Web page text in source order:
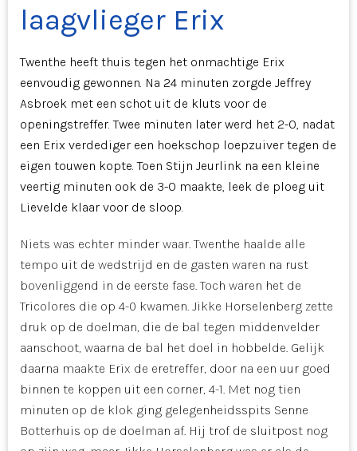
laagvlieger Erix
Twenthe heeft thuis tegen het onmachtige Erix
eenvoudig gewonnen. Na 24 minuten zorgde Jeffrey
Asbroek met een schot uit de kluts voor de
openingstreffer. Twee minuten later werd het 2-0, nadat
een Erix verdediger een hoekschop loepzuiver tegen de
eigen touwen kopte. Toen Stijn Jeurlink na een kleine
veertig minuten ook de 3-0 maakte, leek de ploeg uit
Lievelde klaar voor de sloop.
Niets was echter minder waar. Twenthe haalde alle
tempo uit de wedstrijd en de gasten waren na rust
bovenliggend in de eerste fase. Toch waren het de
Tricolores die op 4-0 kwamen. Jikke Horselenberg zette
druk op de doelman, die de bal tegen middenvelder
aanschoot, waarna de bal het doel in hobbelde. Gelijk
daarna maakte Erix de eretreffer, door na een uur goed
binnen te koppen uit een corner, 4-1. Met nog tien
minuten op de klok ging gelegenheidsspits Senne
Botterhuis op de doelman af. Hij trof de sluitpost nog